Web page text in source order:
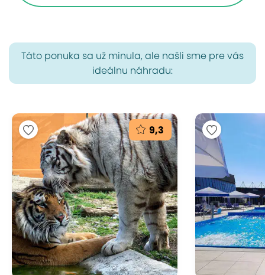
Táto ponuka sa už minula, ale našli sme pre vás
ideálnu náhradu:
9,3